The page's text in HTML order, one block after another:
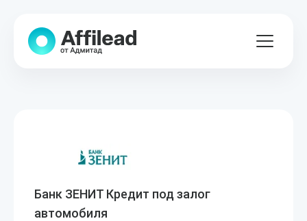
Банк ЗЕНИТ Кредит под залог
автомобиля